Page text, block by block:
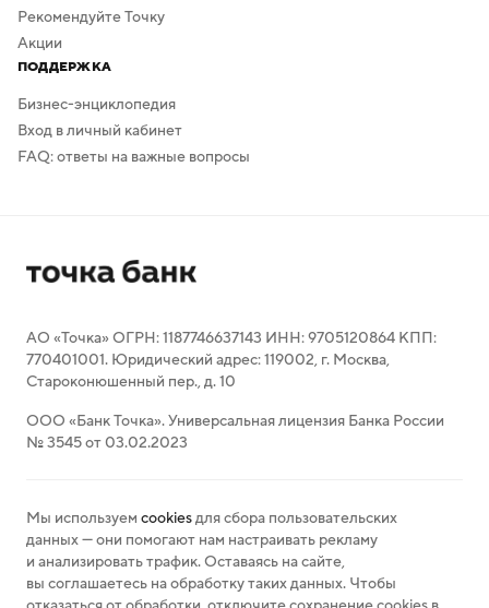
Рекомендуйте Точку
Акции
ПОДДЕРЖКА
Бизнес-энциклопедия
Вход в личный кабинет
FAQ: ответы на важные вопросы
АО «Точка» ОГРН: 1187746637143 ИНН: 9705120864 КПП:
770401001. Юридический адрес: 119002, г. Москва,
Староконюшенный пер., д. 10
ООО «Банк Точка». Универсальная лицензия Банка России
№ 3545 от 03.02.2023
Мы используем cookiesдля сбора пользовательских
данных — они помогают нам настраивать рекламу
и анализировать трафик. Оставаясь на сайте,
вы соглашаетесь на обработку таких данных. Чтобы